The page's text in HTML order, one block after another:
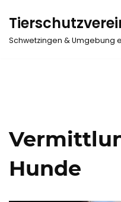
Zum
Inhalt
Schwetzingen & Umgebung
Hunde